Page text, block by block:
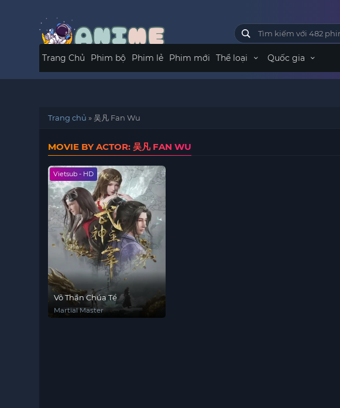
Trang Chủ Phim bộ Phim lẻ Phim mới Thể loại Quốc gia
Trang chủ »吴凡 Fan Wu
MOVIE BY ACTOR: 吴凡 FAN WU
Vietsub - HD
Võ Thần Chúa Tể
Martial Master